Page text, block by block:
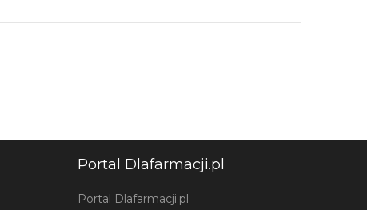
Portal Dlafarmacji.pl
Portal Dlafarmacji.pl